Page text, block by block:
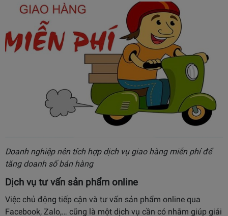
Doanh nghiệp nên tích hợp dịch vụ giao hàng miễn phí để
tăng doanh số bán hàng
Dịch vụ tư vấn sản phẩm online
Việc chủ động tiếp cận và tư vấn sản phẩm online qua
Facebook, Zalo,… cũng là một dịch vụ cần có nhằm giúp giải